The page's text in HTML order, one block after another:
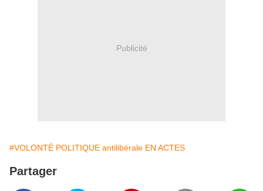
Publicité
#VOLONTÉ POLITIQUE antilibérale EN ACTES
Partager